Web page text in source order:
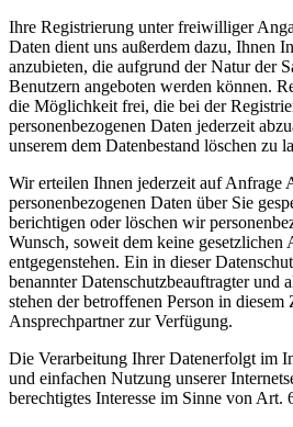
Ihre Registrierung unter freiwilliger
Daten dient uns außerdem dazu, Ihnen
anzubieten, die aufgrund der Natur der
Benutzern angeboten werden können.
die Möglichkeit frei, die bei der
personenbezogenen Daten jederzeit
unserem dem Datenbestand löschen zu
Wir erteilen Ihnen jederzeit auf Anfrage
personenbezogenen Daten über Sie
berichtigen oder löschen wir
Wunsch, soweit dem keine
entgegenstehen. Ein in dieser
benannter Datenschutzbeauftragter und
stehen der betroffenen Person in diesem
Ansprechpartner zur Verfügung.
Die Verarbeitung Ihrer Datenerfolgt im
und einfachen Nutzung unserer
berechtigtes Interesse im Sinne von